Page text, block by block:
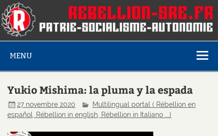
MENU
Yukio Mishima: la pluma y la espada
27 novembre 2020
Multilingual portal ( Rébellion en
español, Rébellion in english, Rébellion in Italiano ...)